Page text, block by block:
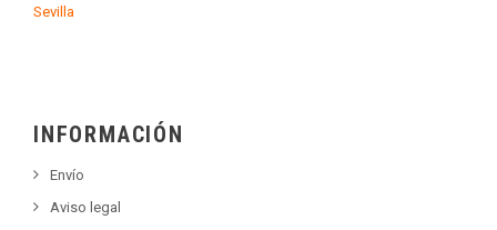
Sevilla
INFORMACIÓN
Envío
Aviso legal